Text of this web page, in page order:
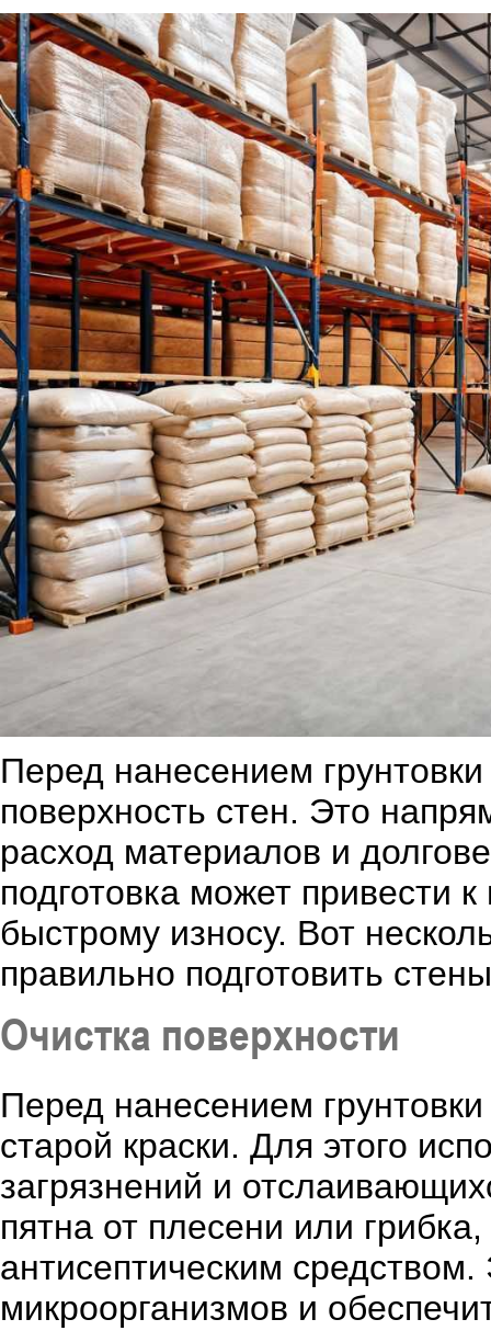
Перед нанесением
поверхность стен. Это
расход материалов и
подготовка может привести
быстрому износу. Вот
правильно подготовить
Очистка поверхности
Перед нанесением
старой краски. Для этого
загрязнений и
пятна от плесени или
антисептическим
микроорганизмов и